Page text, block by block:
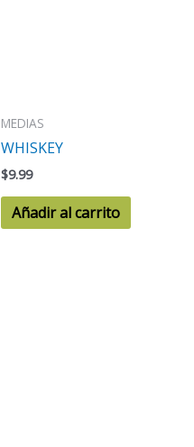
MEDIAS
WHISKEY
$9.99
Añadir al carrito